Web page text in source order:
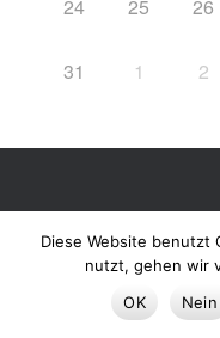
24 25 26
31 1 2
Diese Website benutzt
nutzt, gehen wir
OK
Nein